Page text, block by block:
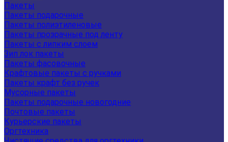
Пакеты
Пакеты подарочные
Пакеты полиэтиленовые
Пакеты прозрачные под ленту
Пакеты с липким слоем
Зип лок пакеты
Пакеты фасовочные
Крафтовые пакеты с ручками
Пакеты крафт без ручек
Мусорные пакеты
Пакеты подарочные новогодние
Почтовые пакеты
Курьерские пакеты
Оргтехника